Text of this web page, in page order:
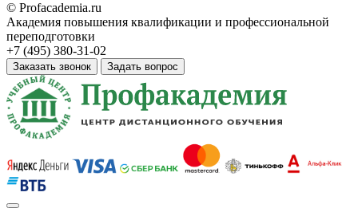
© Profacademia.ru
Академия повышения квалификации и профессиональной
переподготовки
+7 (495) 380-31-02
Заказать звонок Задать вопрос